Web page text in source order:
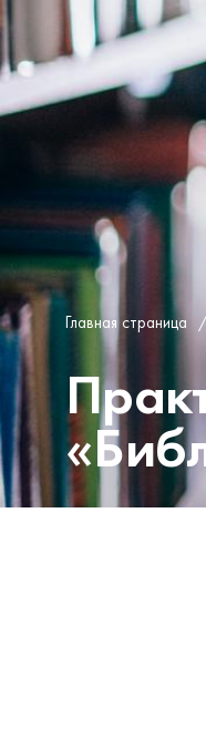
Главная страница